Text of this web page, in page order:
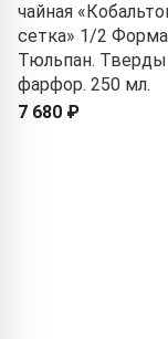
чайная
сетка» 1/2
Тюльпан.
фарфор. 250 мл.
7 680 ₽